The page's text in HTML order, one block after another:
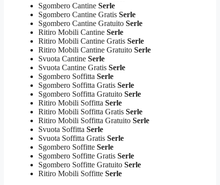
Sgombero Cantine Serle
Sgombero Cantine Gratis Serle
Sgombero Cantine Gratuito Serle
Ritiro Mobili Cantine Serle
Ritiro Mobili Cantine Gratis Serle
Ritiro Mobili Cantine Gratuito Serle
Svuota Cantine Serle
Svuota Cantine Gratis Serle
Sgombero Soffitta Serle
Sgombero Soffitta Gratis Serle
Sgombero Soffitta Gratuito Serle
Ritiro Mobili Soffitta Serle
Ritiro Mobili Soffitta Gratis Serle
Ritiro Mobili Soffitta Gratuito Serle
Svuota Soffitta Serle
Svuota Soffitta Gratis Serle
Sgombero Soffitte Serle
Sgombero Soffitte Gratis Serle
Sgombero Soffitte Gratuito Serle
Ritiro Mobili Soffitte Serle